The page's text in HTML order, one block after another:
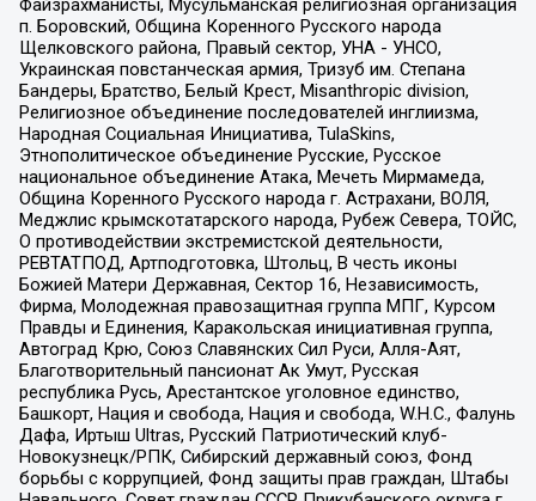
Файзрахманисты, Мусульманская религиозная организация
п. Боровский, Община Коренного Русского народа
Щелковского района, Правый сектор, УНА - УНСО,
Украинская повстанческая армия, Тризуб им. Степана
Бандеры, Братство, Белый Крест, Misanthropic division,
Религиозное объединение последователей инглиизма,
Народная Социальная Инициатива, TulaSkins,
Этнополитическое объединение Русские, Русское
национальное объединение Атака, Мечеть Мирмамеда,
Община Коренного Русского народа г. Астрахани, ВОЛЯ,
Меджлис крымскотатарского народа, Рубеж Севера, ТОЙС,
О противодействии экстремистской деятельности,
РЕВТАТПОД, Артподготовка, Штольц, В честь иконы
Божией Матери Державная, Сектор 16, Независимость,
Фирма, Молодежная правозащитная группа МПГ, Курсом
Правды и Единения, Каракольская инициативная группа,
Автоград Крю, Союз Славянских Сил Руси, Алля-Аят,
Благотворительный пансионат Ак Умут, Русская
республика Русь, Арестантское уголовное единство,
Башкорт, Нация и свобода, Нация и свобода, W.H.С., Фалунь
Дафа, Иртыш Ultras, Русский Патриотический клуб-
Новокузнецк/РПК, Сибирский державный союз, Фонд
борьбы с коррупцией, Фонд защиты прав граждан, Штабы